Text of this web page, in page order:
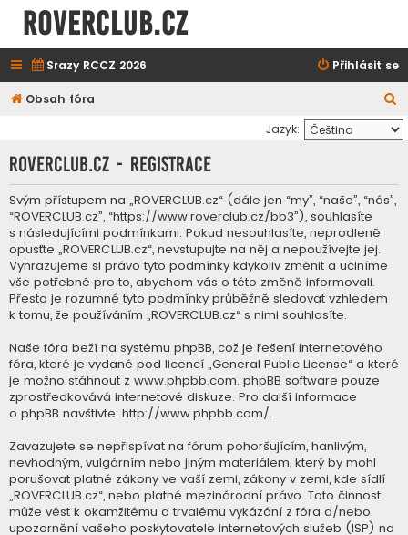
ROVERCLUB.cz
Srazy RCCZ 2026 Přihlásit se
Obsah fóra
l
e
Jazyk:
ROVERCLUB.cz - Registrace
Svým přístupem na „ROVERCLUB.cz“ (dále jen “my”, “naše”, “nás”,
“ROVERCLUB.cz”, “https://www.roverclub.cz/bb3”), souhlasíte
s následujícími podmínkami. Pokud nesouhlasíte, neprodleně
opusťte „ROVERCLUB.cz“, nevstupujte na něj a nepoužívejte jej.
Vyhrazujeme si právo tyto podmínky kdykoliv změnit a učiníme
vše potřebné pro to, abychom vás o této změně informovali.
Přesto je rozumné tyto podmínky průběžně sledovat vzhledem
k tomu, že používáním „ROVERCLUB.cz“ s nimi souhlasíte.
Naše fóra beží na systému phpBB, což je řešení internetového
fóra, které je vydané pod licencí „General Public License“ a které
je možno stáhnout z www.phpbb.com. phpBB software pouze
zprostředkovává internetové diskuze. Pro další informace
o phpBB navštivte: http://www.phpbb.com/.
Zavazujete se nepřispívat na fórum pohoršujícím, hanlivým,
nevhodným, vulgárním nebo jiným materiálem, který by mohl
porušovat platné zákony ve vaší zemi, zákony v zemi, kde sídlí
„ROVERCLUB.cz“, nebo platné mezinárodní právo. Tato činnost
může vést k okamžitému a trvalému vykázání z fóra a/nebo
upozornění vašeho poskytovatele internetových služeb (ISP) na